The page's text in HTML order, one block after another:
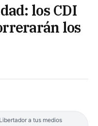
los CDI
los
a tus medios